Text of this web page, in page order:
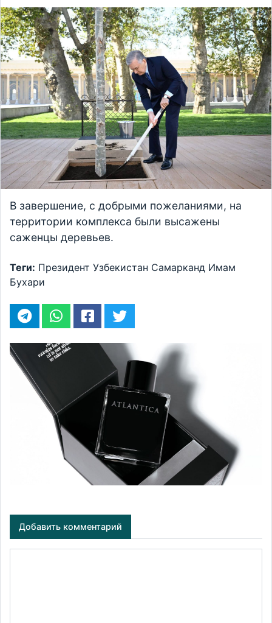
В завершение, с добрыми пожеланиями, на
территории комплекса были высажены
саженцы деревьев.
Теги: Президент Узбекистан Самарканд Имам
Бухари
Добавить комментарий